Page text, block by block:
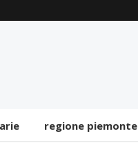
regione piemonte